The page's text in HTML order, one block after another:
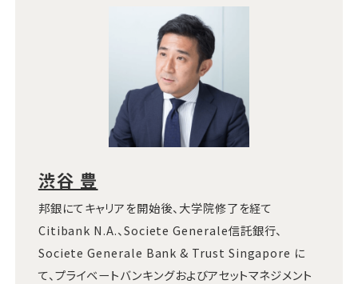
渋谷 豊
邦銀にてキャリアを開始後、大学院修了を経て
Citibank N.A.、Societe Generale信託銀行、
Societe Generale Bank & Trust Singapore に
て、プライベートバンキングおよびアセットマネジメント